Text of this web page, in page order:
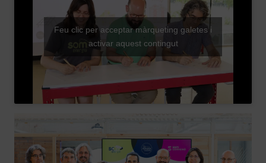
Feu clic per acceptar màrqueting galetes i
activar aquest contingut